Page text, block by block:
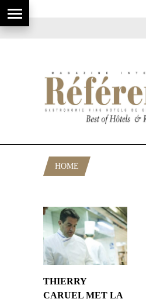
HOME
THIERRY
CARUEL MET LA